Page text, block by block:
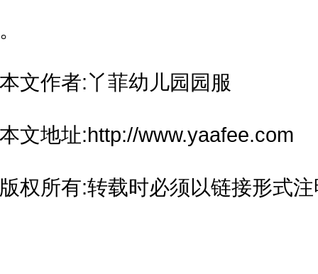
。
本文作者:丫菲幼儿园园服
本文地址:http://www.yaafee.com
版权所有:转载时必须以链接形式